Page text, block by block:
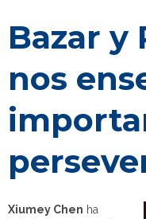
Bazar y
nos
Xiumey Chen ha